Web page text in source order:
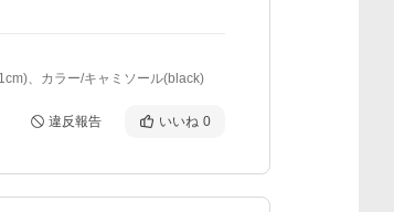
、カラー/キャミソール(black)
違反報告 いいね 0